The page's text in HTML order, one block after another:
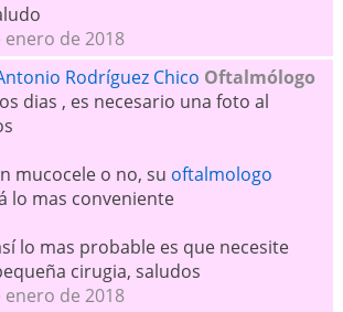
enero de 2018
Rodríguez Chico Oftalmólogo
dias , es necesario una foto al
mucocele o no, su oftalmologo
lo mas conveniente
lo mas probable es que necesite
cirugia, saludos
enero de 2018